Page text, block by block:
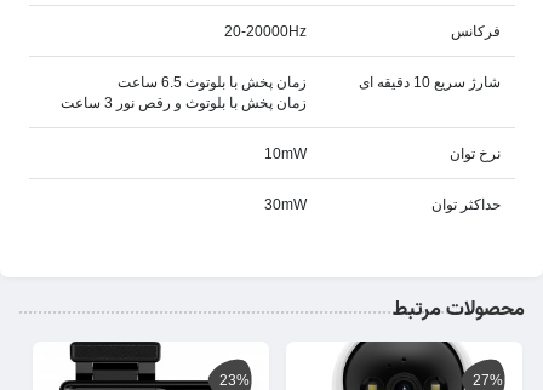
فرکانس 20-20000Hz
شارژ سریع 10 دقیقه ای
زمان پخش با بلوتوث 6.5 ساعت
زمان پخش با بلوتوث و رقص نور 3 ساعت
نرخ توان 10mW
حداکثر توان 30mW
محصولات مرتبط
27%
23%